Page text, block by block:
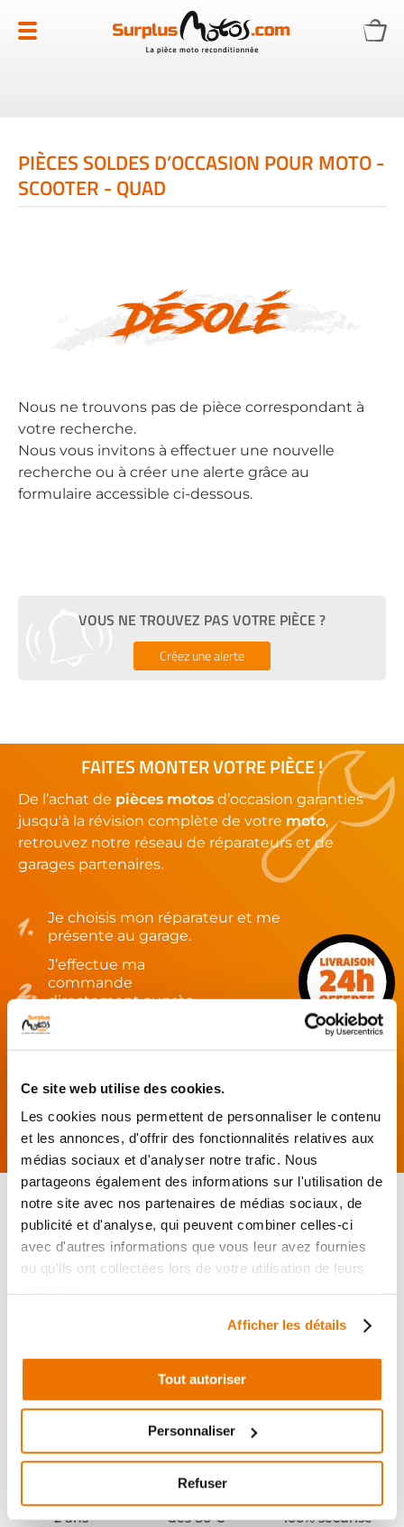
Ce site web utilise des cookies.
Les cookies nous permettent de personnaliser le contenu
et les annonces, d'offrir des fonctionnalités relatives aux
médias sociaux et d'analyser notre trafic. Nous
partageons également des informations sur l'utilisation de
notre site avec nos partenaires de médias sociaux, de
publicité et d'analyse, qui peuvent combiner celles-ci
avec d'autres informations que vous leur avez fournies
ou qu'ils ont collectées lors de votre utilisation de leurs
Afficher les détails
Tout autoriser
Personnaliser
Refuser
au
contenu
PIÈCES SOLDES D’OCCASION POUR MOTO -
SCOOTER - QUAD
Désolé
Nous ne trouvons pas de pièce correspondant à
votre recherche.
Nous vous invitons à effectuer une nouvelle
recherche ou à créer une alerte grâce au
formulaire accessible ci-dessous.
VOUS NE TROUVEZ PAS VOTRE PIÈCE ?
Créez une alerte
FAITES MONTER VOTRE PIÈCE !
De l’achat de pièces motos d’occasion garanties
jusqu'à la révision complète de votre moto,
retrouvez notre réseau de réparateurs et de
garages partenaires.
Je choisis mon réparateur et me
présente au garage.
J’effectue ma
commande
directement auprès
du réparateur.
Mes pièces sont livrées et
Pièces garanties
2 ans
Port offert
dès 80 €
Paiement
100% sécurisé